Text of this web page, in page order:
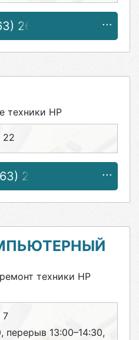
26-66-06
техники HP
22
22-11-11
техники HP
7
перерыв 13:00–14:30,